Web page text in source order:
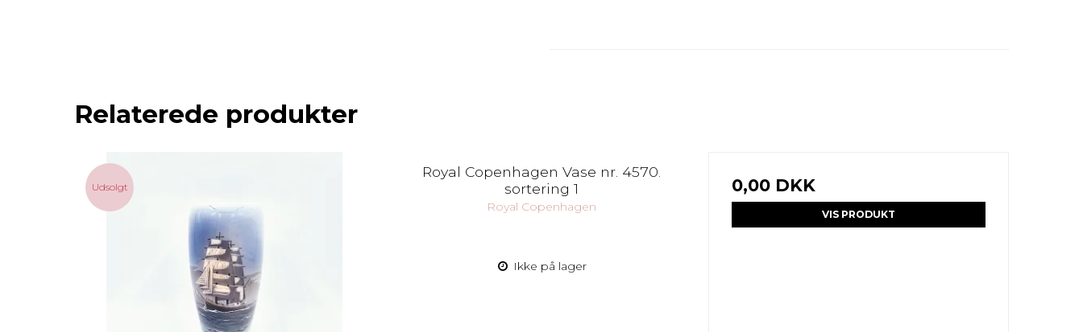
Relaterede produkter
Udsolgt
Royal Copenhagen Vase nr. 4570.
sortering 1
Royal Copenhagen
Ikke på lager
0,00 DKK
VIS PRODUKT